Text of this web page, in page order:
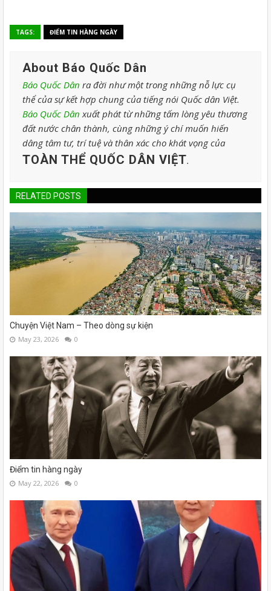
TAGS: ĐIỂM TIN HÀNG NGÀY
About Báo Quốc Dân
Báo Quốc Dân ra đời như một trong những nỗ lực cụ
thể của sự kết hợp chung của tiếng nói Quốc dân Việt.
Báo Quốc Dân xuất phát từ những tấm lòng yêu thương
đất nước chân thành, cùng những ý chí muốn hiến
dâng tâm tư, trí tuệ và thân xác cho khát vọng của
TOÀN THỂ QUỐC DÂN VIỆT.
RELATED POSTS
Chuyện Việt Nam – Theo dòng sự kiện
May 23, 2026 0
Điểm tin hàng ngày
May 22, 2026 0